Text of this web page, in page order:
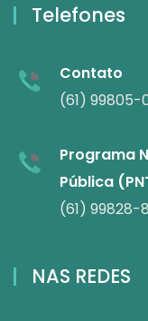
Telefones
Contato
(61)
Programa
Pública
(61)
NAS REDES